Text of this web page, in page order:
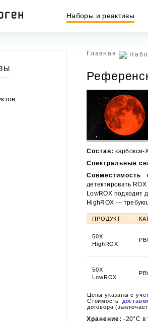
Наборы и реактивы
Главная
Состав: карбокси-
Спектральные
детектировать
LowROX подходит
HighROX —
ПРОДУКТ
Цены указаны с
Стоимость
договора
50X
HighROX
50X
LowROX
Хранение: -20°C в
на сайте, носит